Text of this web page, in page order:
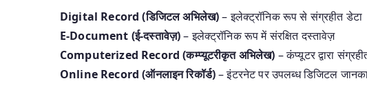
Digital Record (डिजिटल अभिलेख)– इलेक्ट्रॉनिक रूप से संग्रहीत डेटा
E-Document (ई-दस्तावेज़)– इलेक्ट्रॉनिक रूप में संरक्षित दस्तावेज़
Computerized Record (कम्प्यूटरीकृत अभिलेख) – कंप्यूटर द्वारा
Online Record (ऑनलाइन रिकॉर्ड)– इंटरनेट पर उपलब्ध डिजिटल